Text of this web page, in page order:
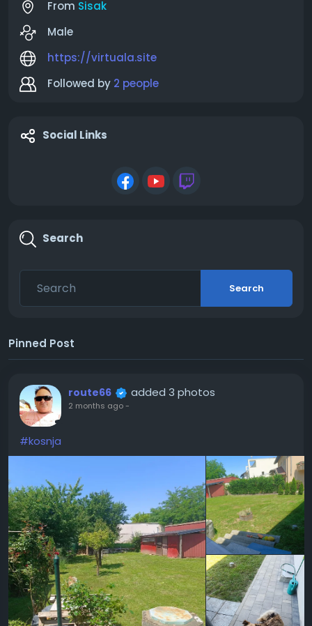
From Sisak
Male
https://virtuala.site
Followed by 2 people
Social Links
Search
Search
Pinned Post
route66 added 3 photos
2 months ago-
#kosnja